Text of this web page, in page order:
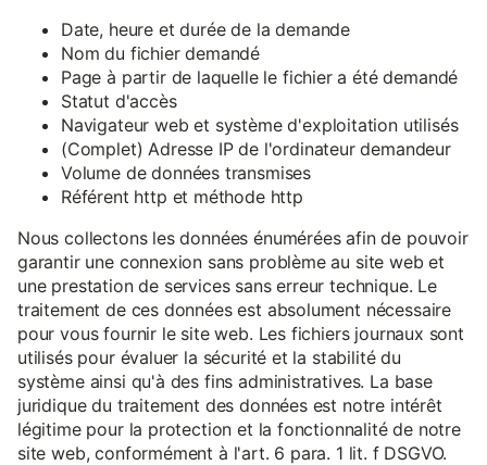
Date, heure et durée de la demande
Nom du fichier demandé
Page à partir de laquelle le fichier a été demandé
Statut d'accès
Navigateur web et système d'exploitation utilisés
(Complet) Adresse IP de l'ordinateur demandeur
Volume de données transmises
Référent http et méthode http
Nous collectons les données énumérées afin de pouvoir
garantir une connexion sans problème au site web et
une prestation de services sans erreur technique. Le
traitement de ces données est absolument nécessaire
pour vous fournir le site web. Les fichiers journaux sont
utilisés pour évaluer la sécurité et la stabilité du
système ainsi qu'à des fins administratives. La base
juridique du traitement des données est notre intérêt
légitime pour la protection et la fonctionnalité de notre
site web, conformément à l'art. 6 para. 1 lit. f DSGVO.